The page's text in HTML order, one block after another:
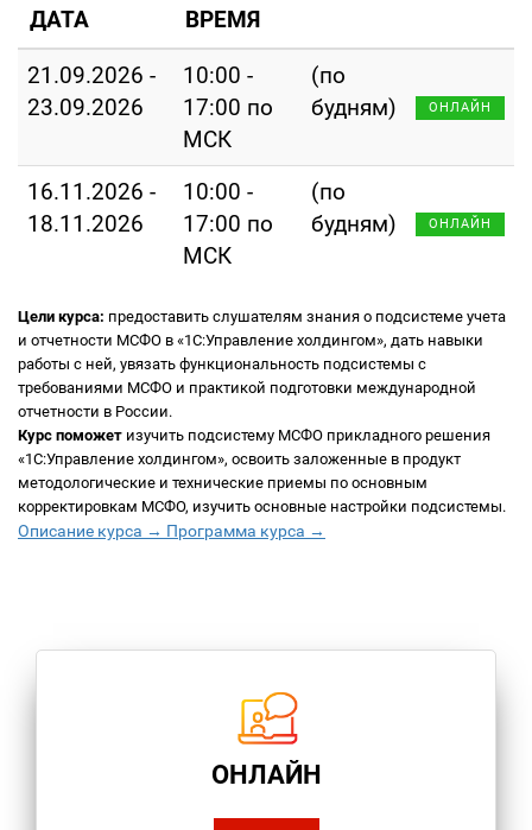
ДАТА ВРЕМЯ
21.09.2026 -
23.09.2026
10:00 -
17:00 по
МСК
(по
будням)
ОНЛАЙН
16.11.2026 -
18.11.2026
10:00 -
17:00 по
МСК
(по
будням)
ОНЛАЙН
Цели курса: предоставить слушателям знания о подсистеме учета
и отчетности МСФО в «1С:Управление холдингом», дать навыки
работы с ней, увязать функциональность подсистемы с
требованиями МСФО и практикой подготовки международной
отчетности в России.
Курс поможет изучить подсистему МСФО прикладного решения
«1С:Управление холдингом», освоить заложенные в продукт
методологические и технические приемы по основным
корректировкам МСФО, изучить основные настройки подсистемы.
Описание курса → Программа курса →
ОНЛАЙН